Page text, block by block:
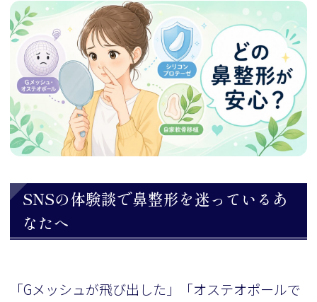
SNSの体験談で鼻整形を迷っているあ
なたへ
「Gメッシュが飛び出した」「オステオポールで